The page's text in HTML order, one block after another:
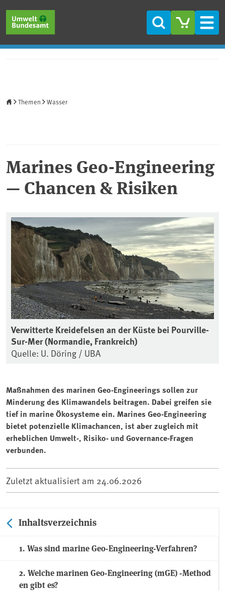
Suche
Themen Wasser
Marines Geo-Engineering
— Chancen & Risiken
Verwitterte Kreidefelsen an der Küste bei Pourville-
Sur-Mer (Normandie, Frankreich)
Quelle: U. Döring / UBA
Maßnahmen des marinen Geo-Engineerings sollen zur
Minderung des Klimawandels beitragen. Dabei greifen sie
tief in marine Ökosysteme ein. Marines Geo-Engineering
bietet potenzielle Klimachancen, ist aber zugleich mit
erheblichen Umwelt-, Risiko- und Governance-Fragen
verbunden.
Zuletzt aktualisiert am 24.06.2026
Inhaltsverzeichnis
1. Was sind marine Geo-Engineering-Verfahren?
2. Welche marinen Geo-Engineering (mGE) -Method
en gibt es?